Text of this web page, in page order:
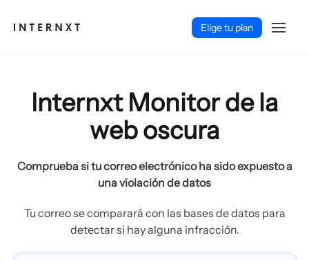
Elige tu plan
Internxt Monitor de la
web oscura
Comprueba si tu correo electrónico ha sido expuesto a
una violación de datos
Tu correo se comparará con las bases de datos para
detectar si hay alguna infracción.